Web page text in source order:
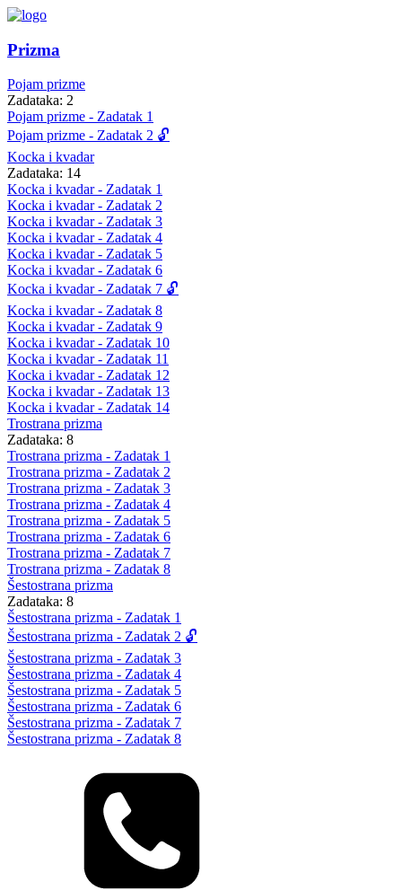
Prizma
Pojam prizme
Zadataka: 2
Pojam prizme - Zadatak 1
Pojam prizme - Zadatak 2 🔓
Kocka i kvadar
Zadataka: 14
Kocka i kvadar - Zadatak 1
Kocka i kvadar - Zadatak 2
Kocka i kvadar - Zadatak 3
Kocka i kvadar - Zadatak 4
Kocka i kvadar - Zadatak 5
Kocka i kvadar - Zadatak 6
Kocka i kvadar - Zadatak 7 🔓
Kocka i kvadar - Zadatak 8
Kocka i kvadar - Zadatak 9
Kocka i kvadar - Zadatak 10
Kocka i kvadar - Zadatak 11
Kocka i kvadar - Zadatak 12
Kocka i kvadar - Zadatak 13
Kocka i kvadar - Zadatak 14
Trostrana prizma
Zadataka: 8
Trostrana prizma - Zadatak 1
Trostrana prizma - Zadatak 2
Trostrana prizma - Zadatak 3
Trostrana prizma - Zadatak 4
Trostrana prizma - Zadatak 5
Trostrana prizma - Zadatak 6
Trostrana prizma - Zadatak 7
Trostrana prizma - Zadatak 8
Šestostrana prizma
Zadataka: 8
Šestostrana prizma - Zadatak 1
Šestostrana prizma - Zadatak 2 🔓
Šestostrana prizma - Zadatak 3
Šestostrana prizma - Zadatak 4
Šestostrana prizma - Zadatak 5
Šestostrana prizma - Zadatak 6
Šestostrana prizma - Zadatak 7
Šestostrana prizma - Zadatak 8